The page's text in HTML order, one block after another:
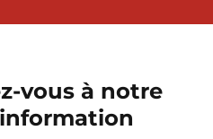
vous à notre